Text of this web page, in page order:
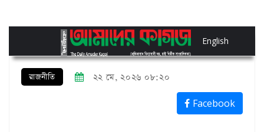
English
রাজনীতি ২২ মে, ২০২৬ ০৮:২০
Facebook